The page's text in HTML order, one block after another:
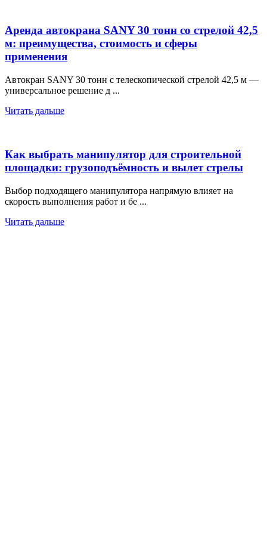
Аренда автокрана SANY 30 тонн со стрелой 42,5
м: преимущества, стоимость и сферы
применения
Автокран SANY 30 тонн с телескопической стрелой 42,5 м —
универсальное решение д ...
Читать дальше
Как выбрать манипулятор для строительной
площадки: грузоподъёмность и вылет стрелы
Выбор подходящего манипулятора напрямую влияет на
скорость выполнения работ и бе ...
Читать дальше